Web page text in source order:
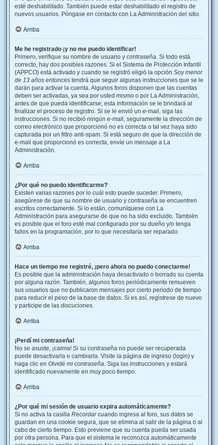
esté deshabilitado. También puede estar deshabilitado el registro de
nuevos usuarios. Póngase en contacto con La Administración del sitio.
Arriba
Me he registrado ¡y no me puedo identificar!
Primero, verifique su nombre de usuario y contraseña. Si todo está
correcto, hay dos posibles razones. Si el Sistema de Protección Infantil
(APPCO) está activado y cuando se registró eligió la opción Soy menor
de 13 años entonces tendrá que seguir algunas instrucciones que se le
darán para activar la cuenta. Algunos foros disponen que las cuentas
deben ser activadas, ya sea por usted mismo o por La Administración,
antes de que pueda identificarse; esta información se le brindará al
finalizar el proceso de registro. Si se le envió un e-mail, siga las
instrucciones. Si no recibió ningún e-mail, seguramente la dirección de
correo electrónico que proporcionó no es correcta o tal vez haya sido
capturada por un filtro anti-spam. Si está seguro de que la dirección de
e-mail que proporcionó es correcta, envíe un mensaje a La
Administración.
Arriba
¿Por qué no puedo identificarme?
Existen varias razones por lo cuál esto puede suceder. Primero,
asegúrese de que su nombre de usuario y contraseña se encuentren
escritos correctamente. Si lo están, comuníquese con La
Administración para asegurarse de que no ha sido excluido. También
es posible que el foro esté mal configurado por su dueño y/o tenga
fallos en la programación, por lo que necesitaría ser reparado.
Arriba
Hace un tiempo me registré, ¡pero ahora no puedo conectarme!
Es posible que la administración haya desactivado o borrado su cuenta
por alguna razón. También, algunos foros periódicamente remueven
sus usuarios que no publicaron mensajes por cierto periodo de tiempo
para reducir el peso de la base de datos. Si es así, registrese de nuevo
y participe de las discuciones.
Arriba
¡Perdí mi contraseña!
No se asuste, ¡calma! Si su contraseña no puede ser recuperada
puede desactivarla o cambiarla. Visite la página de ingreso (login) y
haga clic en Olvidé mi contraseña. Siga las instrucciones y estará
identificado nuevamente en muy poco tiempo.
Arriba
¿Por qué mi sesión de usuario expira automáticamente?
Si no activa la casilla Recordarcuando ingresa al foro, sus datos se
guardan en una cookie segura, que se elimina al salir de la página o al
cabo de cierto tiempo. Esto previene que su cuenta pueda ser usada
por otra persona. Para que el sistema le reconozca automáticamente